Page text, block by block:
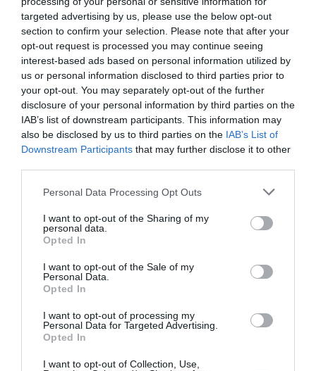
targeted advertising by us, please use the below opt-out
section to confirm your selection. Please note that after your
opt-out request is processed you may continue seeing
interest-based ads based on personal information utilized by
us or personal information disclosed to third parties prior to
your opt-out. You may separately opt-out of the further
disclosure of your personal information by third parties on the
IAB’s list of downstream participants. This information may
also be disclosed by us to third parties on the IAB’s List of
Downstream Participants that may further disclose it to other
Please note that this website/app uses one or more Google
not limited to your visit or usage behaviour. You may click to
grant or deny consent to Google and its third-party tags to
use your data for below specified purposes in below Google
consent section.
Personal Data Processing Opt Outs
I want to opt-out of the Sharing of my
personal data.
Opted In
I want to opt-out of the Sale of my
Personal Data.
Opted In
I want to opt-out of processing my
Personal Data for Targeted Advertising.
Opted In
I want to opt-out of Collection, Use,
Ne maradjon le a legfrissebb hírekről, kövessen
bennünket az EGRI ÜGYEK Google Hírek oldalán!
Legfrissebb híreink
2026. augusztus 06